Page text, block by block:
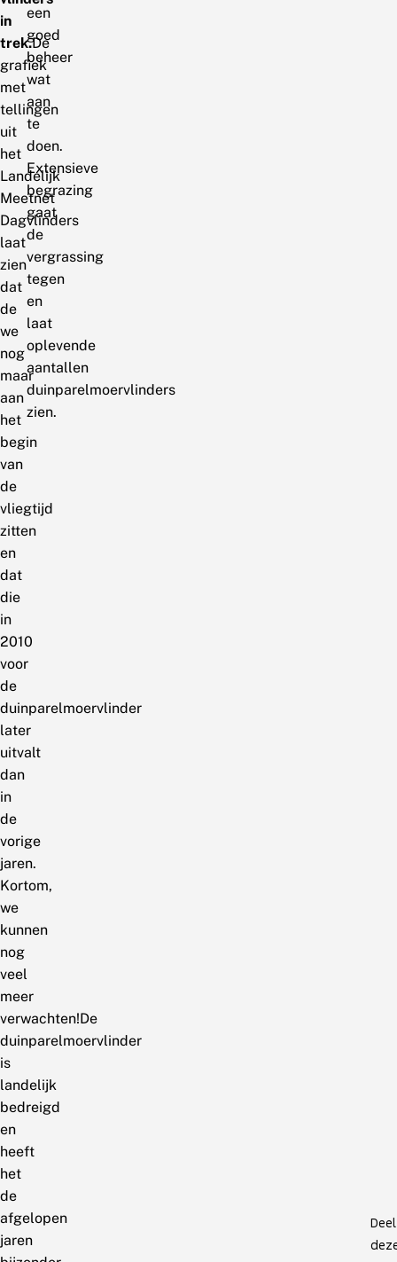
in
trek.De
grafiek
met
tellingen
uit
het
Landelijk
Meetnet
Dagvlinders
laat
zien
dat
de
we
nog
maar
aan
het
begin
van
de
vliegtijd
zitten
en
dat
die
in
2010
voor
de
duinparelmoervlinder
later
uitvalt
dan
in
de
vorige
jaren.
Kortom,
we
kunnen
nog
veel
meer
verwachten!De
duinparelmoervlinder
is
landelijk
bedreigd
en
heeft
het
de
afgelopen
jaren
een
goed
beheer
wat
aan
te
doen.
Extensieve
begrazing
gaat
de
vergrassing
tegen
en
laat
oplevende
aantallen
duinparelmoervlinders
zien.
Deel